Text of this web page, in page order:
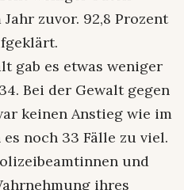
zuvor. 92,8 Prozent
gab es etwas weniger
Bei der Gewalt gegen
keinen Anstieg wie im
noch 33 Fälle zu viel.
und
ihres